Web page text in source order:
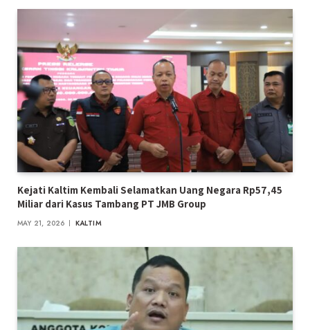
Kejati Kaltim Kembali Selamatkan Uang Negara Rp57,45
Miliar dari Kasus Tambang PT JMB Group
MAY 21, 2026 KALTIM